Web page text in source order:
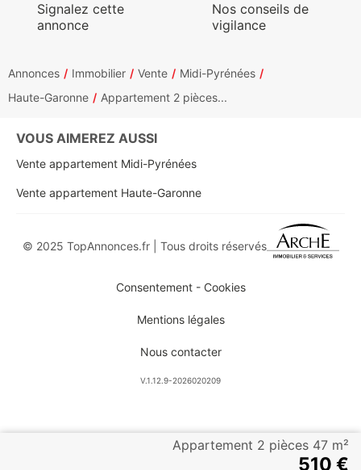
Signalez cette
annonce
Nos conseils de
vigilance
Appartement 2 pièces 47 m²
510 €
Annonces Immobilier Vente
Midi-Pyrénées
Haute-Garonne
Appartement 2 pièces...
VOUS AIMEREZ AUSSI
Vente appartement Midi-Pyrénées
Vente appartement Haute-Garonne
© 2025 TopAnnonces.fr | Tous droits réservés
Consentement - Cookies
Mentions légales
Nous contacter
V.1.12.9-2026020209